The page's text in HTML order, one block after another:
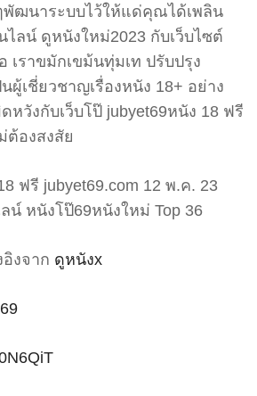
พัฒนาระบบไว้ให้แด่คุณได้เพลิน
ลน์ ดูหนังใหม่2023 กับเว็บไซต์
เราขมักเขม้นทุ่มเท ปรับปรุง
นผู้เชี่ยวชาญเรื่องหนัง 18+ อย่าง
หวังกับเว็บโป๊ jubyet69หนัง 18 ฟรี
ต้องสงสัย
ฟรี jubyet69.com 12 พ.ค. 23
น์ หนังโป๊69หนังใหม่ Top 36
งจาก ดูหนังx